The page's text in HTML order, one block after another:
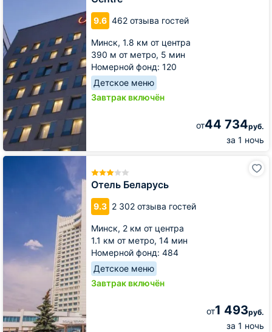
9.6 462 отзыва гостей
Минск, 1.8 км от центра
390 м от метро, 5 мин
Номерной фонд: 120
Детское меню
Завтрак включён
от44 734руб.
за 1 ночь
Centre
Отель Беларусь
9.3 2 302 отзыва гостей
Минск, 2 км от центра
1.1 км от метро, 14 мин
Номерной фонд: 484
Детское меню
Завтрак включён
от1 493руб.
за 1 ночь
Отель